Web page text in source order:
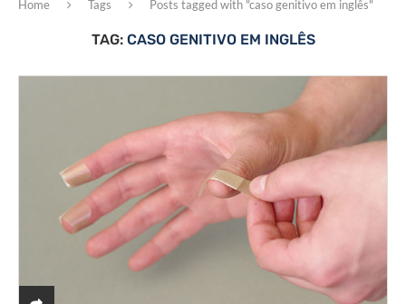
Home Tags Posts tagged with "caso genitivo em inglês"
TAG: CASO GENITIVO EM INGLÊS